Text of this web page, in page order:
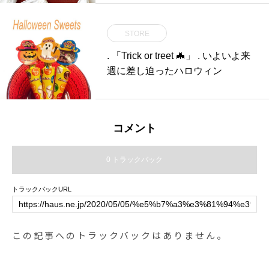
日になります。1/2と1/3のモーニ
ング営業はお休みとさせていただ
きます。ランチからの営業になり
ますのでお気をつけください。ま
た、この2日間はランチメニュー
ューのハンバーグが仕入れの関係
ご了承ください。.年末年始もご予
問い合わせください◎….#hausma
tsue #haus_matsue #年末年始のお
松江 #島根 #山陰 #島根旅行
STORE
. 「Trick or treet 🦇」 . いよいよ来
週に差し迫ったハロウィン
コメント
0 トラックバック
トラックバックURL
この記事へのトラックバックはありません。